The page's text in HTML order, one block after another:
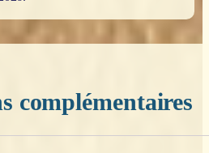
complémentaires